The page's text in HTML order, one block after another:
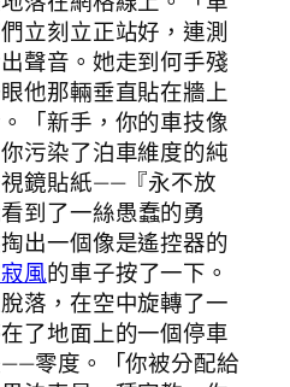
立刻立正站好，連測
聲音。她走到何手殘
他那輛垂直貼在牆上
「新手，你的車技像
污染了泊車維度的純
鏡貼紙——『永不放
到了一絲愚蠢的勇
出一個像是遙控器的
風的車子按了一下。
落，在空中旋轉了一
了地面上的一個停車
零度。「你被分配給